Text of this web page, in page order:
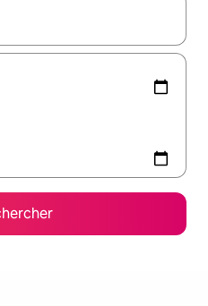
utilisez les flèches vers le